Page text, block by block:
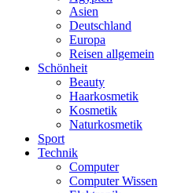
Asien
Deutschland
Europa
Reisen allgemein
Schönheit
Beauty
Haarkosmetik
Kosmetik
Naturkosmetik
Sport
Technik
Computer
Computer Wissen